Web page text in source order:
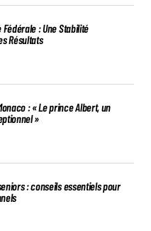
: Une Stabilité
Résultats
: « Le prince Albert, un
»
: conseils essentiels pour